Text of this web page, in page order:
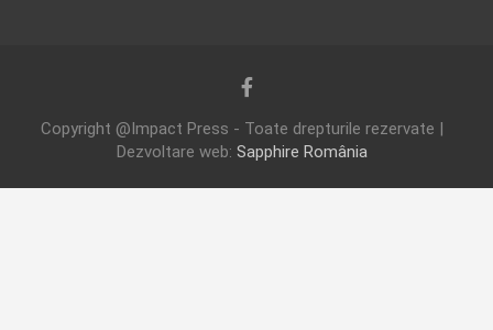
Copyright @Impact Press - Toate drepturile rezervate |
Dezvoltare web: Sapphire România